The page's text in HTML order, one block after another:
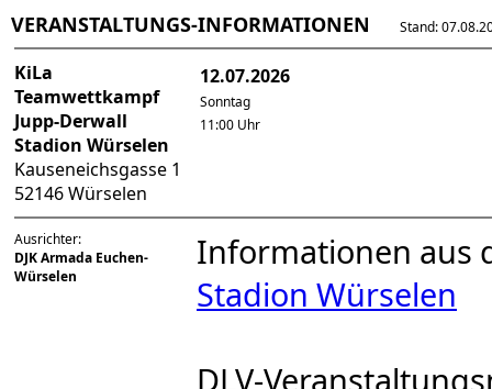
VERANSTALTUNGS-INFORMATIONEN Stand:
KiLa
Teamwettkampf
Jupp-Derwall
Stadion Würselen
Kauseneichsgasse 1
52146 Würselen
12.07.2026
Sonntag
11:00 Uhr
Ausrichter:
DJK Armada Euchen-
Würselen
Informationen aus
Stadion Würselen
DLV-